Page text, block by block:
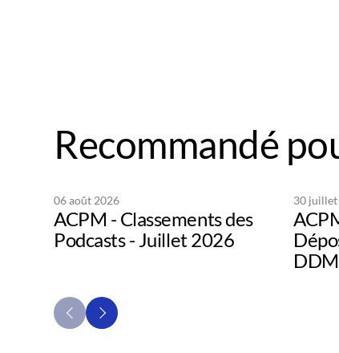
Recommandé
06 août 2026
ACPM - Classements des
Podcasts - Juillet 2026
30